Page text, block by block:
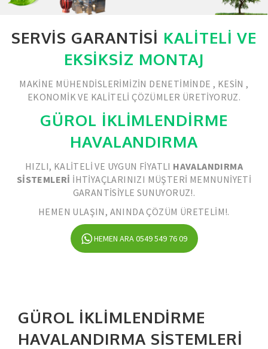
SERVIS GARANTISI KALITELI VE
EKSIKSIZ MONTAJ
MAKINE MÜHENDISLERIMIZIN DENETIMINDE , KESIN ,
EKONOMIK VE KALITELI ÇÖZÜMLER ÜRETIYORUZ.
GÜROL İKLİMLENDİRME
HAVALANDIRMA
HIZLI, KALITELI VE UYGUN FIYATLI HAVALANDIRMA
SISTEMLERI IHTIYAÇLARINIZI MÜŞTERI MEMNUNIYETI
GARANTISIYLE SUNUYORUZ!.
HEMEN ULAŞIN, ANINDA ÇÖZÜM ÜRETELIM!.
HEMEN ARA 0549 549 76 09
GÜROL İKLIMLENDIRME
HAVALANDIRMA SISTEMLERI